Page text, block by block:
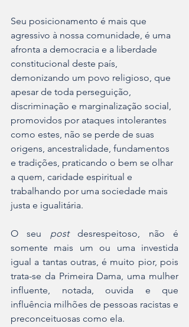
Seu posicionamento é mais que
agressivo à nossa comunidade, é uma
afronta a democracia e a liberdade
constitucional deste país,
demonizando um povo religioso, que
apesar de toda perseguição,
discriminação e marginalização social,
promovidos por ataques intolerantes
como estes, não se perde de suas
origens, ancestralidade, fundamentos
e tradições, praticando o bem se olhar
a quem, caridade espiritual e
trabalhando por uma sociedade mais
justa e igualitária.
O seu post desrespeitoso, não é
somente mais um ou uma investida
igual a tantas outras, é muito pior, pois
trata-se da Primeira Dama, uma mulher
influente, notada, ouvida e que
influência milhões de pessoas racistas e
preconceituosas como ela.